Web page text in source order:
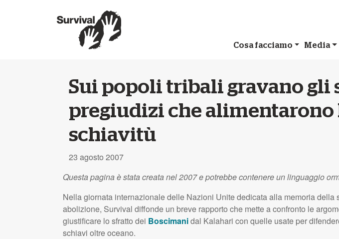
Cosa facciamo Media
Sui popoli tribali gravano gli
pregiudizi che alimentarono
schiavitù
23 agosto 2007
Questa pagina è stata creata nel 2007 e potrebbe contenere un linguaggio
Nella giornata internazionale delle Nazioni Unite dedicata alla memoria della
abolizione, Survival diffonde un breve rapporto che mette a confronto le
giustificare lo sfratto dei Boscimanidal Kalahari con quelle usate per
schiavi oltre oceano.